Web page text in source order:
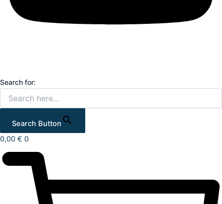
Search for:
Search Button
0,00 € 0